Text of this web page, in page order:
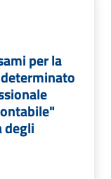
per la
degli